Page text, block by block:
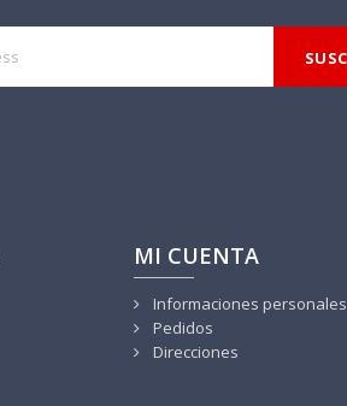
MI CUENTA
Informaciones personales
Pedidos
Direcciones